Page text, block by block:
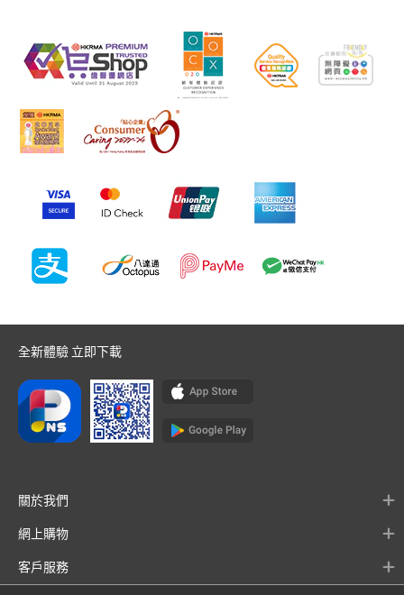
全新體驗 立即下載
關於我們
網上購物
客戶服務